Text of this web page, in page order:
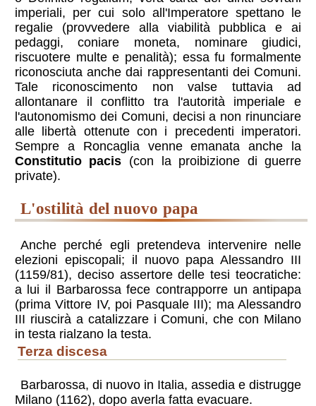
imperiali, per cui solo all'Imperatore spettano le
regalie (provvedere alla viabilità pubblica e ai
pedaggi, coniare moneta, nominare giudici,
riscuotere multe e penalità); essa fu formalmente
riconosciuta anche dai rappresentanti dei Comuni.
Tale riconoscimento non valse tuttavia ad
allontanare il conflitto tra l'autorità imperiale e
l'autonomismo dei Comuni, decisi a non rinunciare
alle libertà ottenute con i precedenti imperatori.
Sempre a Roncaglia venne emanata anche la
Constitutio pacis (con la proibizione di guerre
private).
l'ostilità del nuovo papa
Anche perché egli pretendeva intervenire nelle
elezioni episcopali; il nuovo papa Alessandro III
(1159/81), deciso assertore delle tesi teocratiche:
a lui il Barbarossa fece contrapporre un antipapa
(prima Vittore IV, poi Pasquale III); ma Alessandro
III riuscirà a catalizzare i Comuni, che con Milano
in testa rialzano la testa.
terza discesa
Barbarossa, di nuovo in Italia, assedia e distrugge
Milano (1162), dopo averla fatta evacuare.